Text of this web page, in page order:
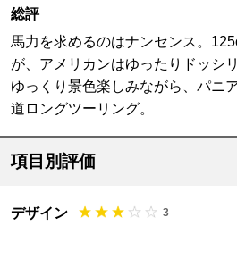
総評
馬力を求めるのはナンセンス。
が、アメリカンはゆったりドッシリ
ゆっくり景色楽しみながら、パニ
道ロングツーリング。
項目別評価
デザイン 3